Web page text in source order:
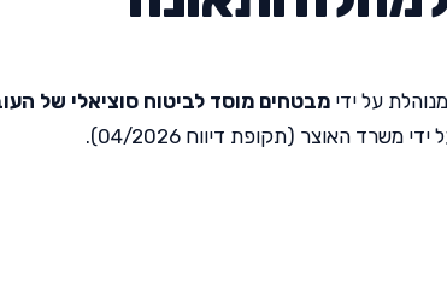
על ידי מבטחים מוסד לביטוח סוציאלי של
האוצר (תקופת דיווח 04/2026).